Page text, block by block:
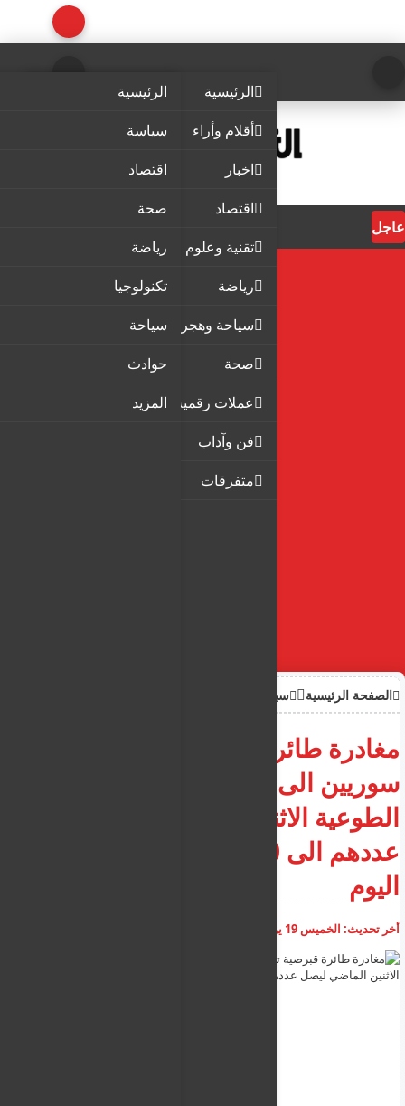
الرئيسية
أقلام وأراء
اخبار
اقتصاد
تقنية وعلوم
رياضة
سياحة وهجرة
صحة
عملات رقمية
فن وآداب
متفرقات
الرئيسية
سياسة
اقتصاد
صحة
رياضة
تكنولوجيا
سياحة
حوادث
المزيد
عاجل
الصفحة الرئيسية سياحة وهجرة
مغادرة طائرة قبرصية تحمل
سوريين الى وطنهم عبر العودة
الطوعية الاثنين الماضي ليصل
اليوم
أخر تحديث: الخميس 19 يونيو 2025